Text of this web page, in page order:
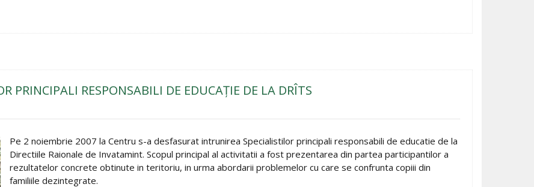
PRINCIPALI RESPONSABILI DE EDUCAŢIE DE LA DRÎTS
Pe 2 noiembrie 2007 la Centru s-a desfasurat intrunirea Specialistilor principali responsabili de educatie de la
Directiile Raionale de Invatamint. Scopul principal al activitatii a fost prezentarea din partea participantilor a
rezultatelor concrete obtinute in teritoriu, in urma abordarii problemelor cu care se confrunta copiii din
familiile dezintegrate.